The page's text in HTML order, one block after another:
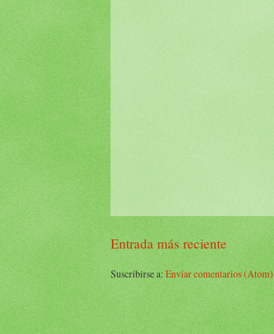
Entrada más reciente
Suscribirse a:Enviar comentarios (Atom)